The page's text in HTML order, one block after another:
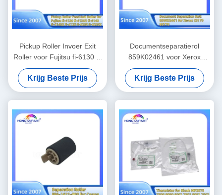
Pickup Roller Invoer Exit
Roller voor Fujitsu fi-6130 fi-
6130Z fi-6140 fi-6140Z fi-
6125 fi-6230 fi-6230Z fi-
6240 fi-6240Z fi-6225
PA03540-Y075 PA03630-
Y210 PA03540-G078
PA03540-Y078
Krijg Beste Prijs
Documentseparatierol
859K02461 voor Xerox
C8170 B8170 Kleurprinter
Voedingsrolletjes
Hongtaipart
Krijg Beste Prijs